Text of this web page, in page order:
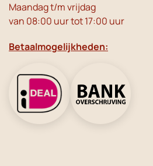
Maandag t/m vrijdag
van 08:00 uur tot 17:00 uur
Betaalmogelijkheden: